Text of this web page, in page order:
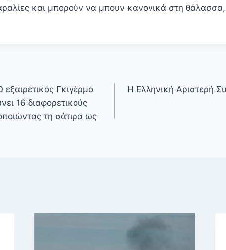
και μπορούν να μπουν κανονικά στη
Γκιγέρμο
16 διαφορετικούς
τη σάτιρα ως
Η Ελληνική Αριστερή